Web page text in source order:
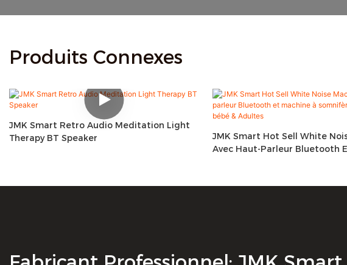
Produits Connexes
JMK Smart Retro Audio Meditation Light
Therapy BT Speaker
JMK Smart Hot Sell White
Avec Haut-Parleur Bluetooth